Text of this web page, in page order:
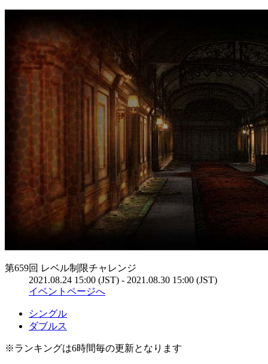
第659回 レベル制限チャレンジ
2021.08.24 15:00 (JST) - 2021.08.30 15:00 (JST)
イベントページへ
シングル
ダブルス
※ランキングは6時間毎の更新となります